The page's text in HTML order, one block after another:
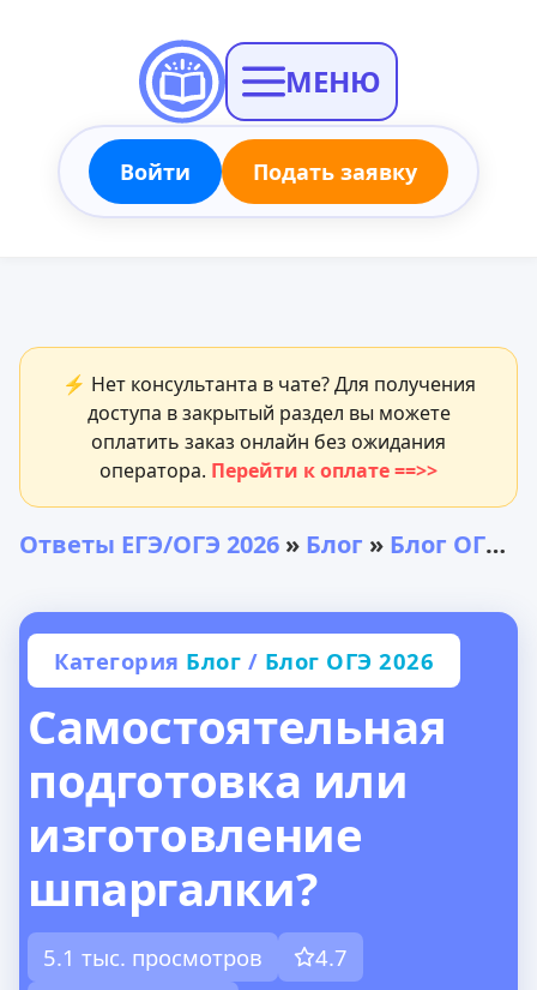
МЕНЮ
Войти Подать заявку
⚡ Нет консультанта в чате? Для получения
доступа в закрытый раздел вы можете
оплатить заказ онлайн без ожидания
оператора. Перейти к оплате ==>>
Ответы ЕГЭ/ОГЭ 2026 » Блог » Блог ОГЭ 2026
Категория Блог / Блог ОГЭ 2026
Самостоятельная
подготовка или
изготовление
шпаргалки?
5.1 тыс. просмотров
4.7